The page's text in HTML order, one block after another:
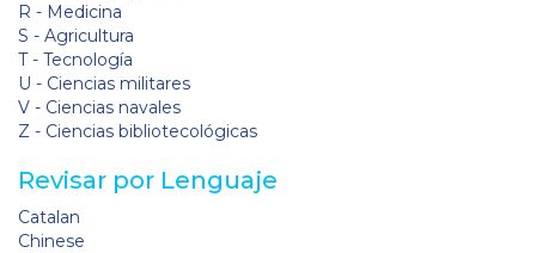
R - Medicina
S - Agricultura
T - Tecnología
U - Ciencias militares
V - Ciencias navales
Z - Ciencias bibliotecológicas
Revisar por Lenguaje
Catalan
Chinese